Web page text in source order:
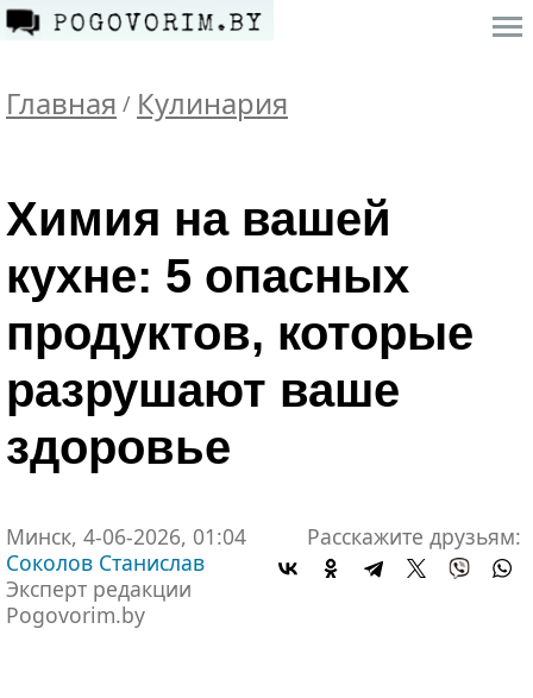
Главная / Кулинария
Химия на вашей
кухне: 5 опасных
продуктов, которые
разрушают ваше
здоровье
Минск, 4-06-2026, 01:04
Соколов Станислав
Эксперт редакции
Pogovorim.by
Расскажите друзьям: